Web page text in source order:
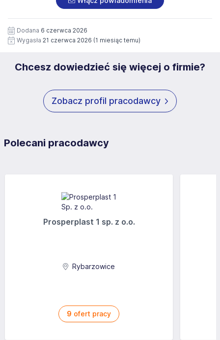
siedziby administratora.
https://www.workprofit.pl/klauzula-informacyjna.html
wizerunku), na potrzeby przyszłych rekrutacji przez okres
12 miesięcy. Zgoda jest dobrowolna i może być w każdym
czasie wycofana.
Dodana 6 czerwca 2026
Wygasła 21 czerwca 2026 (1 miesiąc temu)
Chcesz dowiedzieć się więcej o firmie?
Zobacz profil pracodawcy
Polecani pracodawcy
Prosperplast 1 sp. z o.o.
Rybarzowice
9 ofert pracy